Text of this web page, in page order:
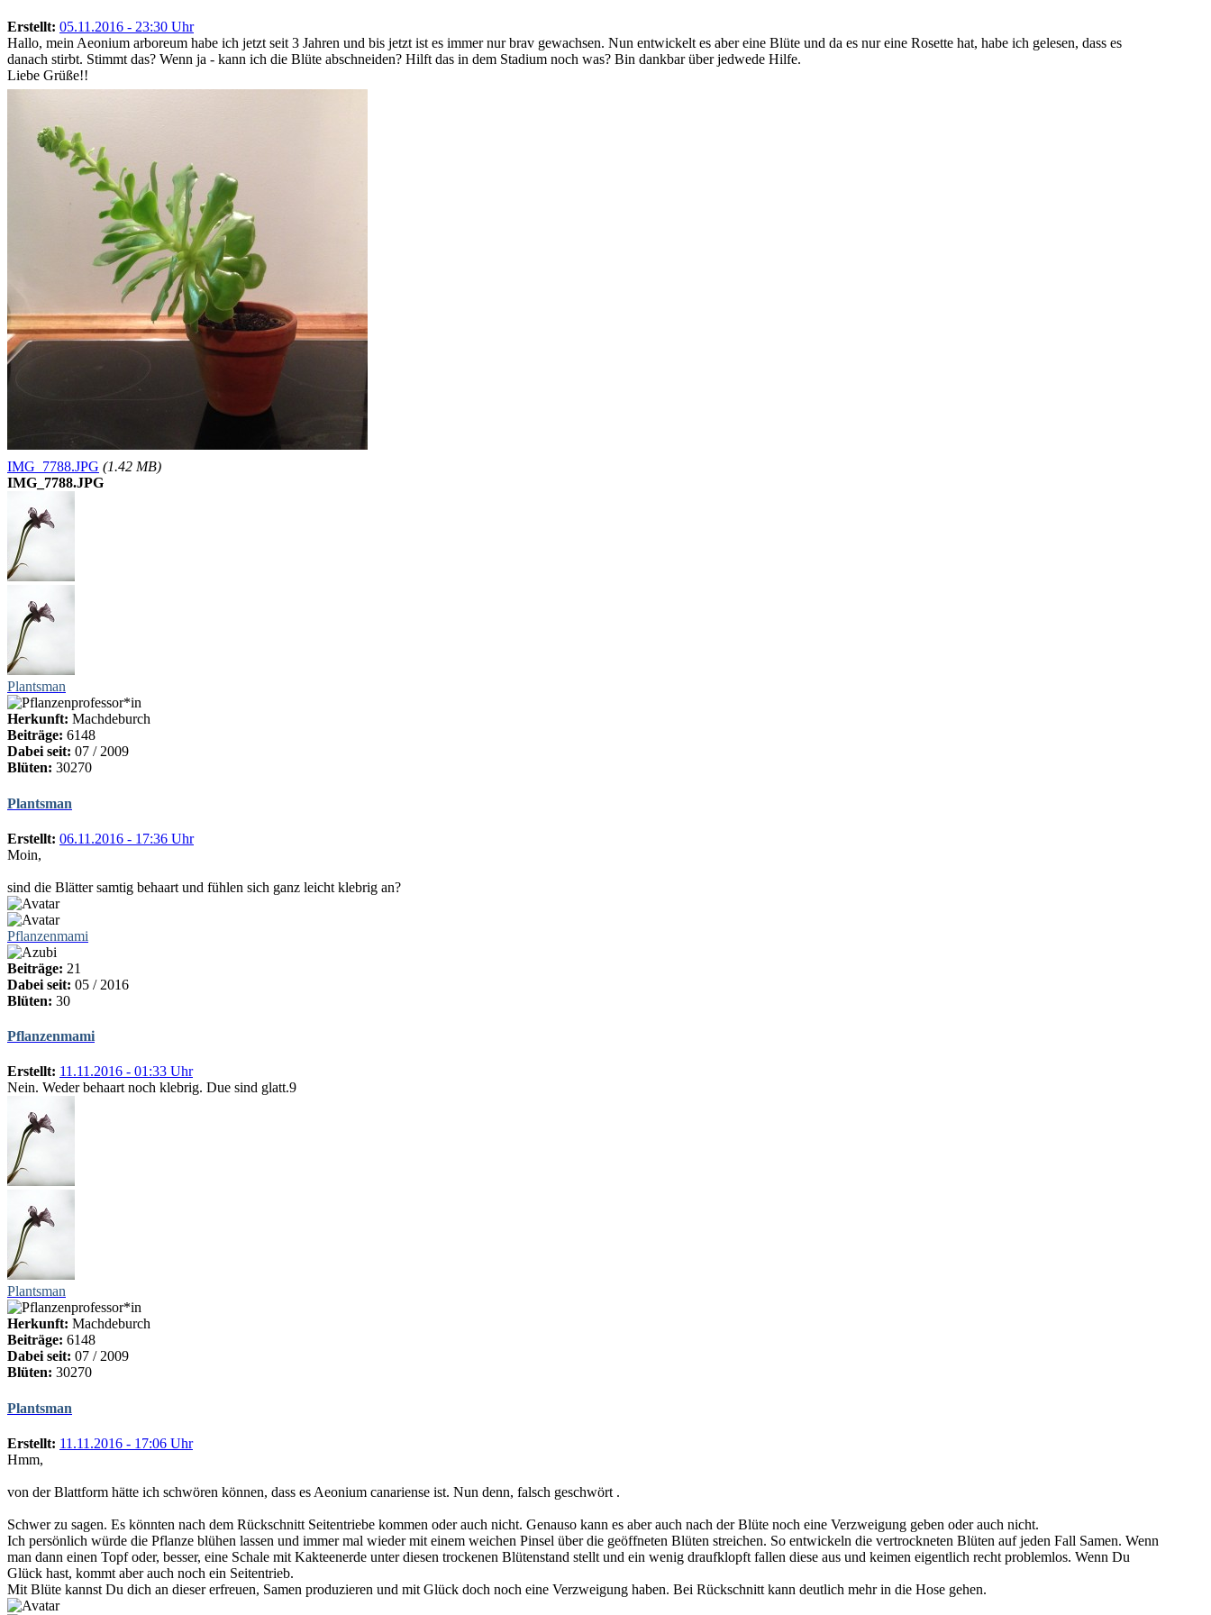
Erstellt: 05.11.2016 - 23:30 Uhr
Hallo, mein Aeonium arboreum habe ich jetzt seit 3 Jahren und bis jetzt ist es immer nur brav gewachsen. Nun entwickelt es aber eine Blüte und da es nur eine Rosette hat, habe ich gelesen, dass es
danach stirbt. Stimmt das? Wenn ja - kann ich die Blüte abschneiden? Hilft das in dem Stadium noch was? Bin dankbar über jedwede Hilfe.
Liebe Grüße!!
IMG_7788.JPG (1.42 MB)
IMG_7788.JPG
Plantsman
Herkunft: Machdeburch
Beiträge: 6148
Dabei seit: 07 / 2009
Blüten: 30270
Plantsman
Erstellt: 06.11.2016 - 17:36 Uhr
Moin,
sind die Blätter samtig behaart und fühlen sich ganz leicht klebrig an?
Pflanzenmami
Beiträge: 21
Dabei seit: 05 / 2016
Blüten: 30
Pflanzenmami
Erstellt: 11.11.2016 - 01:33 Uhr
Nein. Weder behaart noch klebrig. Due sind glatt.9
Plantsman
Herkunft: Machdeburch
Beiträge: 6148
Dabei seit: 07 / 2009
Blüten: 30270
Plantsman
Erstellt: 11.11.2016 - 17:06 Uhr
Hmm,
von der Blattform hätte ich schwören können, dass es Aeonium canariense ist. Nun denn, falsch geschwört .
Schwer zu sagen. Es könnten nach dem Rückschnitt Seitentriebe kommen oder auch nicht. Genauso kann es aber auch nach der Blüte noch eine Verzweigung geben oder auch nicht.
Ich persönlich würde die Pflanze blühen lassen und immer mal wieder mit einem weichen Pinsel über die geöffneten Blüten streichen. So entwickeln die vertrockneten Blüten auf jeden Fall Samen. Wenn
man dann einen Topf oder, besser, eine Schale mit Kakteenerde unter diesen trockenen Blütenstand stellt und ein wenig draufklopft fallen diese aus und keimen eigentlich recht problemlos. Wenn Du
Glück hast, kommt aber auch noch ein Seitentrieb.
Mit Blüte kannst Du dich an dieser erfreuen, Samen produzieren und mit Glück doch noch eine Verzweigung haben. Bei Rückschnitt kann deutlich mehr in die Hose gehen.